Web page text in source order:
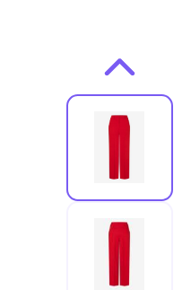
springen